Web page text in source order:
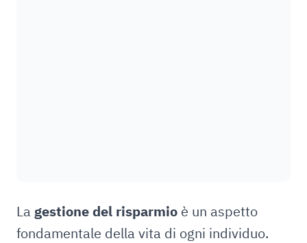
La gestione del risparmio è un aspetto
fondamentale della vita di ogni individuo.